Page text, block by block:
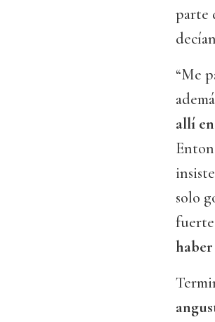
parte
“Me
allí
solo